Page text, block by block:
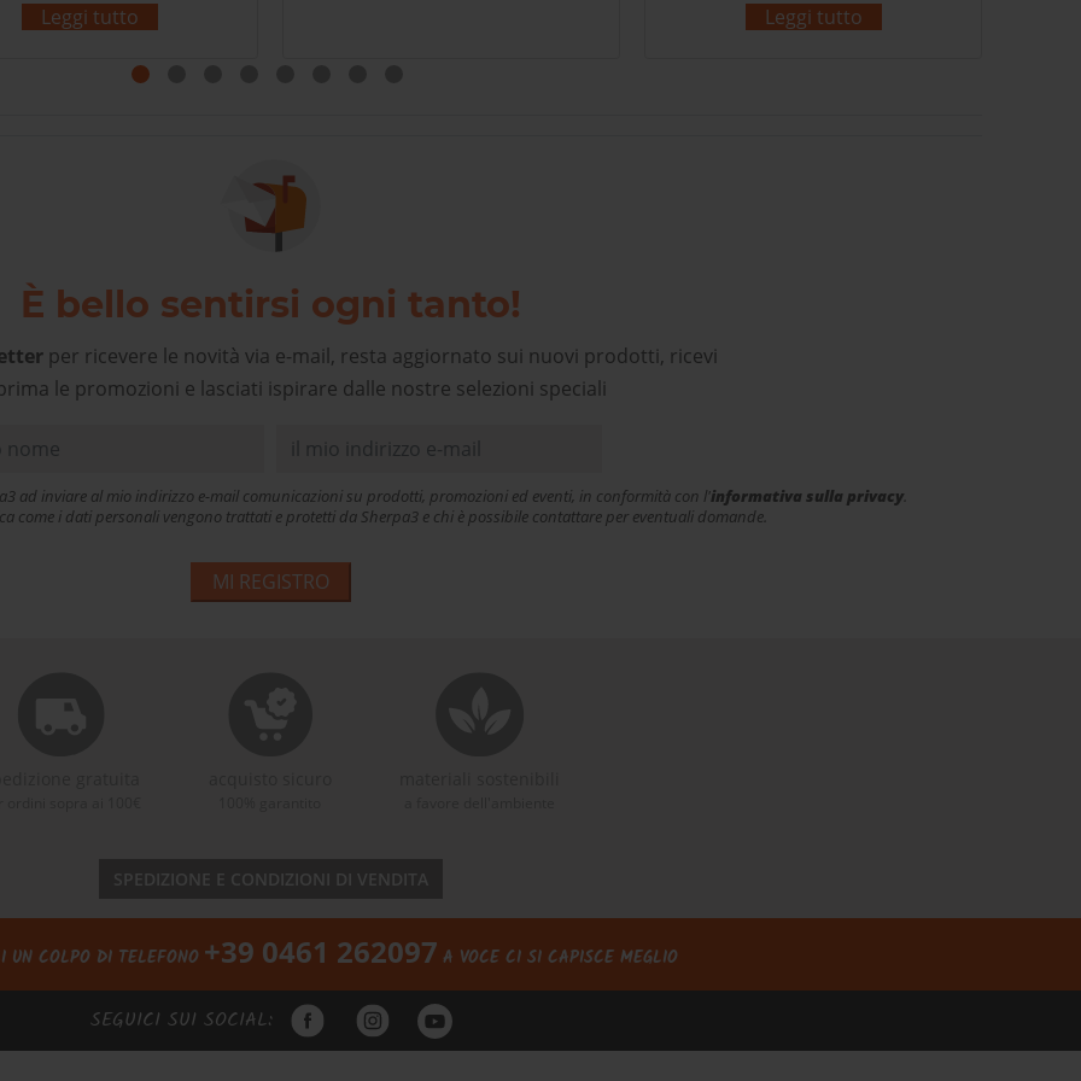
veloce e precisa. Sono di
e potrei acquistare
più vicini, ma a
Leggi tutto
ringraziamento a Claudio per
come ha saputo capire gusti e
Leggi tutto
È bello sentirsi ogni tanto!
per ricevere le novità via e-mail, resta aggiornato sui nuovi prodotti, ricevi
le promozioni e lasciati ispirare dalle nostre selezioni speciali
ad inviare al mio indirizzo e-mail comunicazioni su prodotti, promozioni ed eventi, in conformità con l'informativa sulla privacy
come i dati personali vengono trattati e protetti da Sherpa3 e chi è possibile contattare per eventuali domande.
MI REGISTRO
SPEDIZIONE E CONDIZIONI DI VENDITA
UN COLPO DI TELEFONO +39 0461 262097 A VOCE CI SI CAPISCE MEGLIO
SEGUICI SUI SOCIAL: